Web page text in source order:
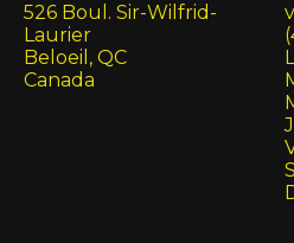
526 Boul. Sir-Wilfrid-
Laurier
Beloeil, QC
Canada